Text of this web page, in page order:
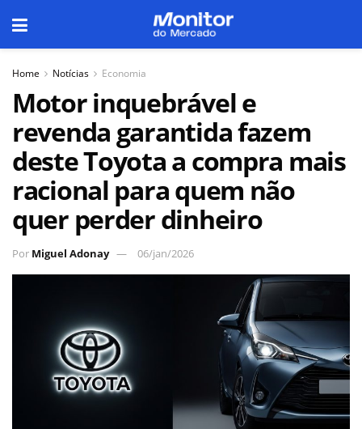
Home Notícias Economia
Motor inquebrável e
revenda garantida fazem
deste Toyota a compra mais
racional para quem não
quer perder dinheiro
Por Miguel Adonay 06/jan/2026